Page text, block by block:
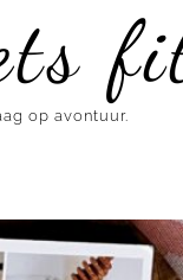
op avontuur.